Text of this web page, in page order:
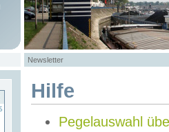
Newsletter
Hilfe
Pegelauswahl